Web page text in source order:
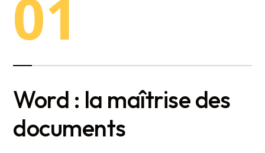
01
Word : la maîtrise des
documents